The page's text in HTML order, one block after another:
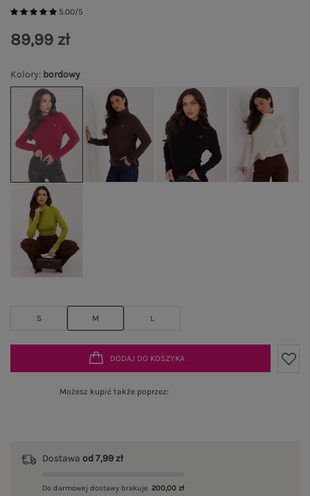
5.00/5
Kolory: bordowy
S M L
89,99 zł
DODAJ DO KOSZYKA
Możesz kupić także poprzez:
Dostawa od 7,99 zł
Do darmowej dostawy brakuje 200,00 zł